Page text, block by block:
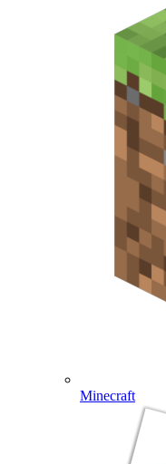
Minecraft